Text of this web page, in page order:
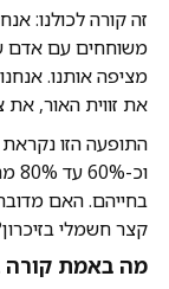
זה קורה לכולנו:
משוחחים עם אדם
מציפה אותנו.
את זווית האור,
התופעה הזו נקראת
בחייהם. האם
קצר חשמלי
מה באמת קורה